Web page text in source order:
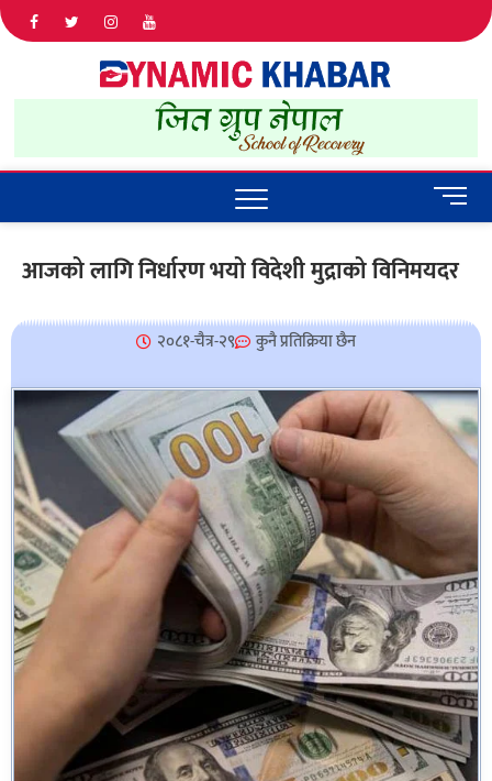
IN NEPAL
M
e
u
u
o
आजको लागि निर्धारण भयो विदेशी मुद्राको विनिमयदर
२०८१-चैत्र-२९ कुनै प्रतिक्रिया छैन